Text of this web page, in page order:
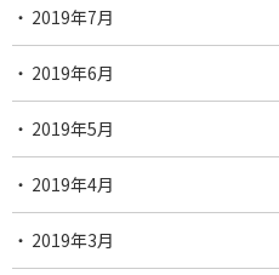
2019年7月
2019年6月
2019年5月
2019年4月
2019年3月